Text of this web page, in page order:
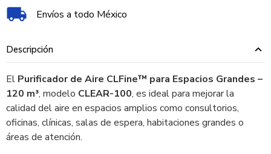
Envíos a todo México
Descripción
El Purificador de Aire CLFine™ para Espacios Grandes –
120 m³, modelo CLEAR-100, es ideal para mejorar la
calidad del aire en espacios amplios como consultorios,
oficinas, clínicas, salas de espera, habitaciones grandes o
áreas de atención.